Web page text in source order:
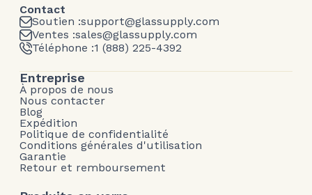
Contact
Soutien :support@glassupply.com
Ventes :sales@glassupply.com
Téléphone :1 (888) 225-4392
Entreprise
À propos de nous
Nous contacter
Blog
Expédition
Politique de confidentialité
Conditions générales d'utilisation
Garantie
Retour et remboursement